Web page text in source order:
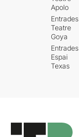
Apolo
Entrades
Teatre
Goya
Entrades
Espai
Texas